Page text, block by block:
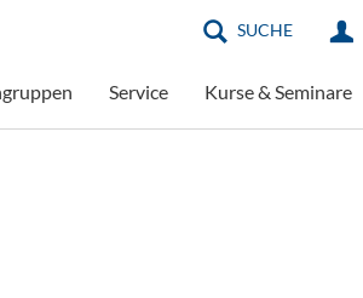
SUCHE
Service Kurse & Seminare